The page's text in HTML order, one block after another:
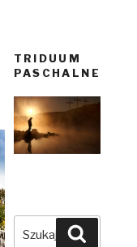
TRIDUUM
PASCHALNE
Szukaj: